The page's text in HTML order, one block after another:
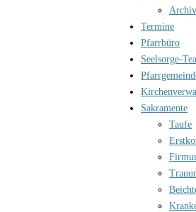
Termine
Pfarrbüro
Seelsorge-
Sakramente
Taufe